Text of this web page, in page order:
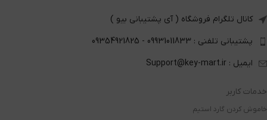
کانال تلگرام فروشگاه ( آی پشتیبانی بیو )
پشتیبانی تلفنی : 09931011833 - 09354921825
ایمیل : Support@key-mart.ir
خدمات کاربر
خاموش کردن گارد استیم